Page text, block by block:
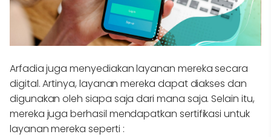
Arfadia juga menyediakan layanan mereka secara
digital. Artinya, layanan mereka dapat diakses dan
digunakan oleh siapa saja dari mana saja. Selain itu,
mereka juga berhasil mendapatkan sertifikasi untuk
layanan mereka seperti :